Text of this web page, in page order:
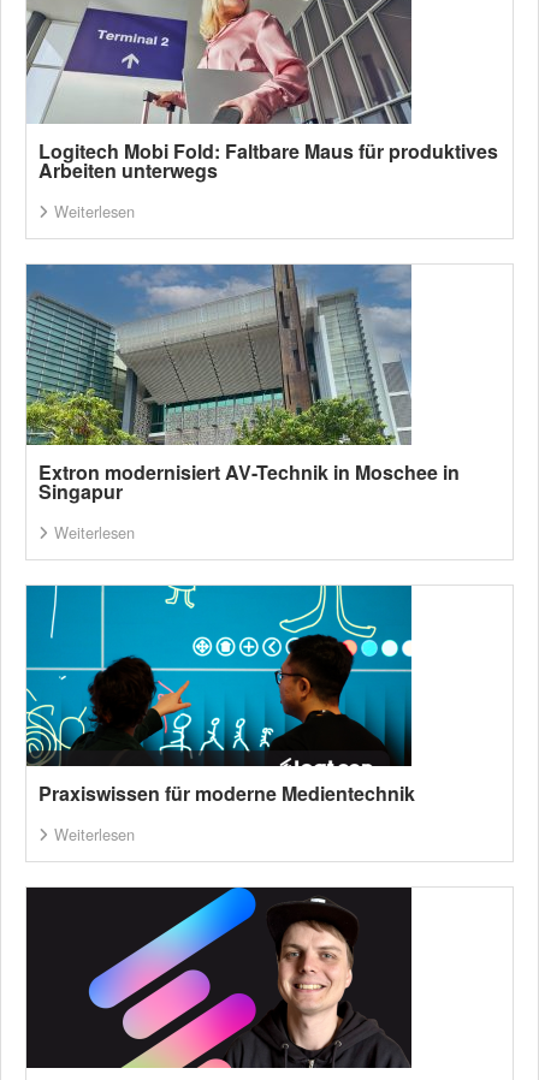
Logitech Mobi Fold: Faltbare Maus für produktives
Arbeiten unterwegs
Weiterlesen
Extron modernisiert AV-Technik in Moschee in
Singapur
Weiterlesen
Praxiswissen für moderne Medientechnik
Weiterlesen